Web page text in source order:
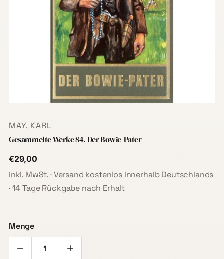
MAY, KARL
Gesammelte Werke 84. Der Bowie-Pater
€29,00
inkl. MwSt. · Versand kostenlos innerhalb Deutschlands
· 14 Tage Rückgabe nach Erhalt
Menge